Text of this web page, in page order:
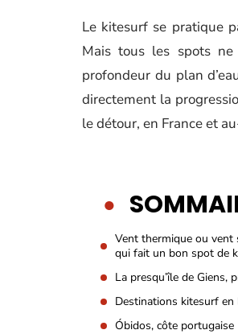
Le kitesurf se pratique
Mais tous les spots
profondeur du plan
directement la
le détour, en France et
Vent thermique ou vent
qui fait un bon spot de
La presqu’île de Giens,
Destinations kitesurf
Óbidos, côte portugaise